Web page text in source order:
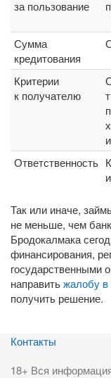
за пользование
Сумма
кредитования
Критерии
к получателю
Ответственность
Так или иначе,
не меньше, чем
Бродокалмака
финансирования,
государственными
направитьжалобу в
получить решение.
Контакты
18+ Вся